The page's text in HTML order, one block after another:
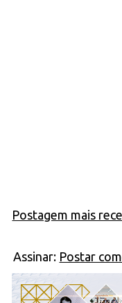
Postagem mais
Assinar: Postar